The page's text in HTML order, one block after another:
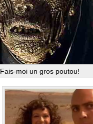
Fais-moi un gros poutou!